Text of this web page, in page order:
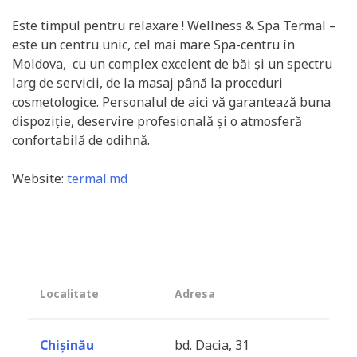
Este timpul pentru relaxare ! Wellness & Spa Termal –
este un centru unic, cel mai mare Spa-centru în
Moldova, cu un complex excelent de băi și un spectru
larg de servicii, de la masaj până la proceduri
cosmetologice. Personalul de aici vă garantează buna
dispoziție, deservire profesională și o atmosferă
confortabilă de odihnă.
Website: termal.md
Localitate Adresa
Chișinău bd. Dacia, 31